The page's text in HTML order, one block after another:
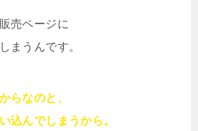
売ページに
まうんです。
らなのと、
込んでしまうから。